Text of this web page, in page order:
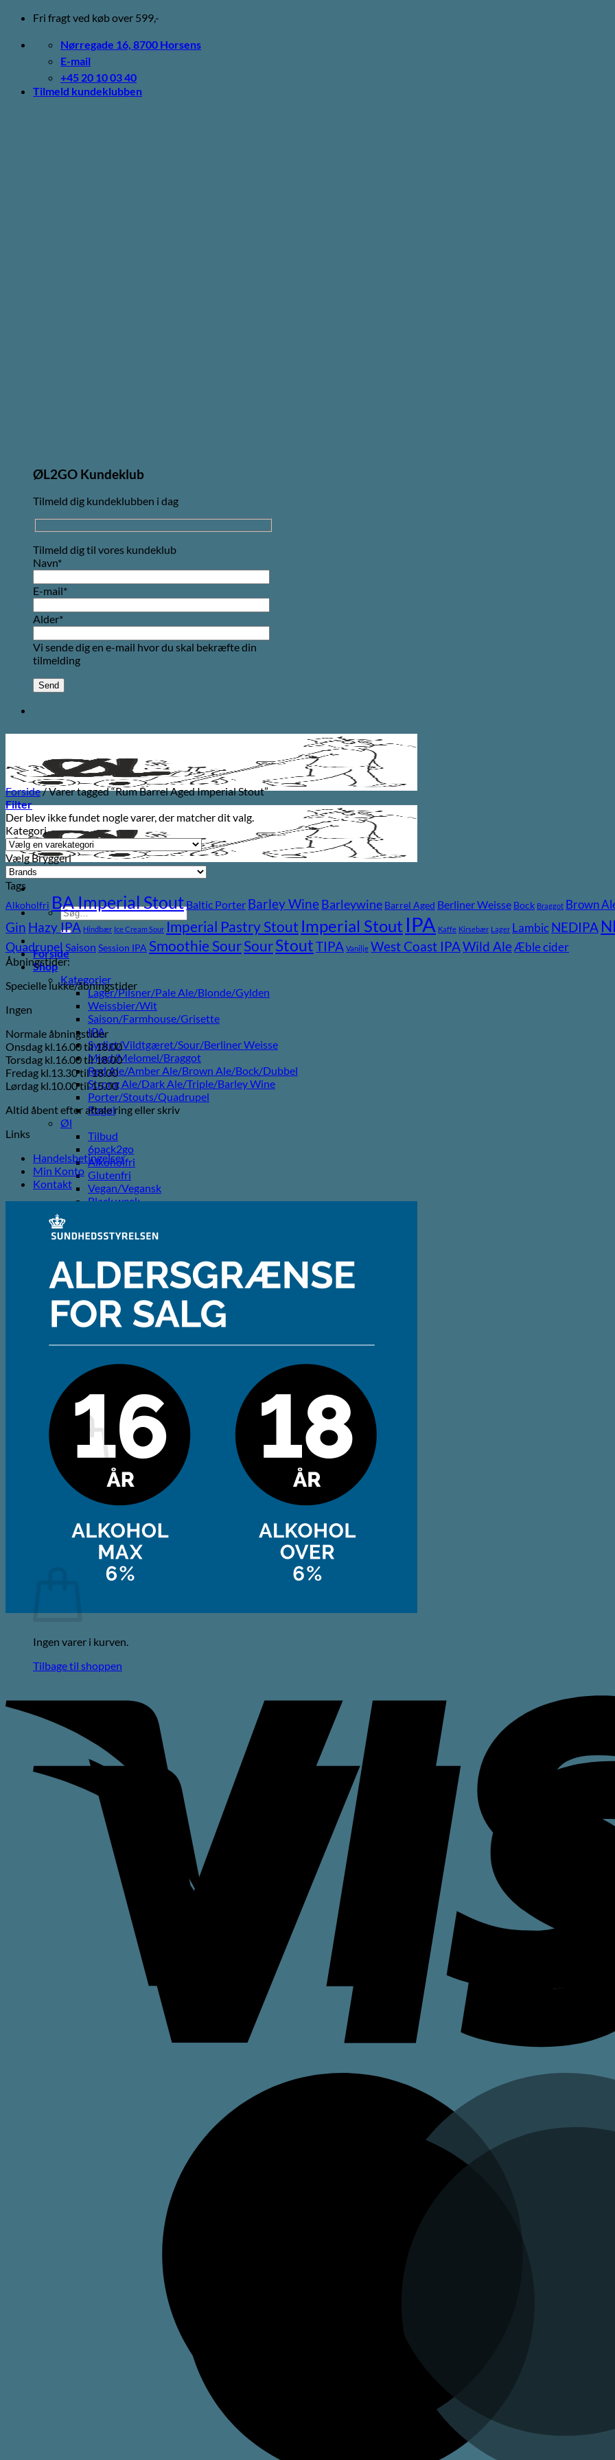
Fortsæt
indhold
Fri fragt ved køb over 599,-
Nørregade 16, 8700 Horsens
E-mail
+45 20 10 03 40
Tilmeld kundeklubben
ØL2GO Kundeklub
Tilmeld dig kundeklubben i dag
Tilmeld dig til vores kundeklub
Navn*
E-mail*
Alder*
Vi sende dig en e-mail hvor du skal bekræfte din
tilmelding
Søg
efter:
Forside
Shop
Kategorier
Lager/Pilsner/Pale Ale/Blonde/Gylden
Weissbier/Wit
Saison/Farmhouse/Grisette
IPA
Syrligt/Vildtgæret/Sour/Berliner Weisse
Mjød/Melomel/Braggot
Red Ale/Amber Ale/Brown Ale/Bock/Dubbel
Strong Ale/Dark Ale/Triple/Barley Wine
Porter/Stouts/Quadrupel
Røgøl
Øl
Tilbud
6pack2go
Alkoholfri
Glutenfri
Vegan/Vegansk
Black week
Andet
Cider
Likør
Most og Sodavand
Chips
Diverse
Gaveæsker og indpakning
Glas
Om ØL2GO
Kontakt
Kurv /
0,00kr.
Ingen varer i kurven.
Ingen varer i kurven.
Tilbage til shoppen
Forside/Varer tagged “Rum Barrel Aged Imperial Stout”
Filter
Der blev ikke fundet nogle varer, der matcher dit valg.
Kategori
Vælg Bryggeri
Tags
Alkoholfri BA Imperial StoutBaltic Porter Barley Wine Barleywine Barrel Aged Berliner Weisse Bock Braggot Brown
Gin Hazy IPA Hindbær Ice Cream Sour Imperial Pastry Stout Imperial Stout IPA Kaffe Kirsebær Lager LambicNEDIPA
Quadrupel Saison Session IPA Smoothie SourSourStoutTIPA Vanilje West Coast IPAWild AleÆble cider
Åbningstider:
Specielle lukke/åbningstider
Ingen
Normale åbningstider
Onsdag kl.16.00 til 18.00
Torsdag kl.16.00 til 18.00
Fredag kl.13.30 til 18.00
Lørdag kl.10.00 til 15.00
Altid åbent efter aftale ring eller skriv
Links
Handelsbetingelser
Min Konto
Kontakt